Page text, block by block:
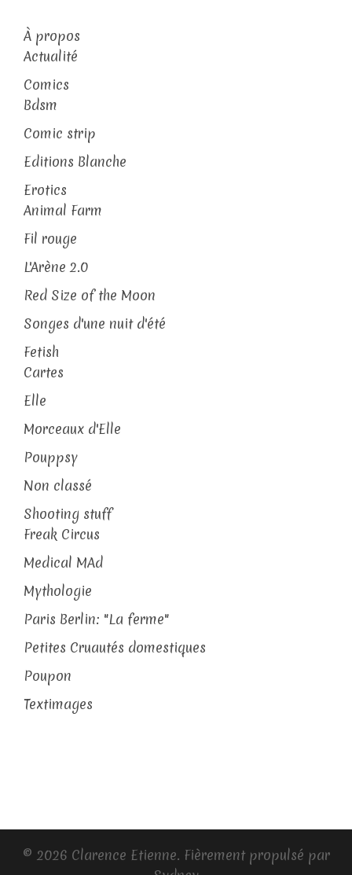
À propos
Actualité
Comics
Bdsm
Comic strip
Editions Blanche
Erotics
Animal Farm
Fil rouge
L'Arène 2.0
Red Size of the Moon
Songes d'une nuit d'été
Fetish
Cartes
Elle
Morceaux d'Elle
Pouppsy
Non classé
Shooting stuff
Freak Circus
Medical MAd
Mythologie
Paris Berlin: "La ferme"
Petites Cruautés domestiques
Poupon
Textimages
© 2026 Clarence Etienne. Fièrement propulsé par